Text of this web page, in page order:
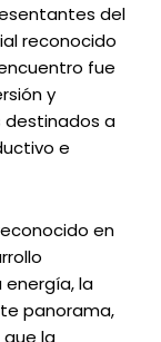
del
reconocido
fue
y
a
e
en
la
panorama,
la